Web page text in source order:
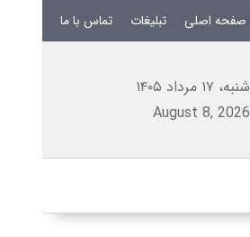
صفحه اصلی تبلیغات تماس با ما
شنبه، ۱۷ مرداد ۱۴۰۵
August 8, 2026